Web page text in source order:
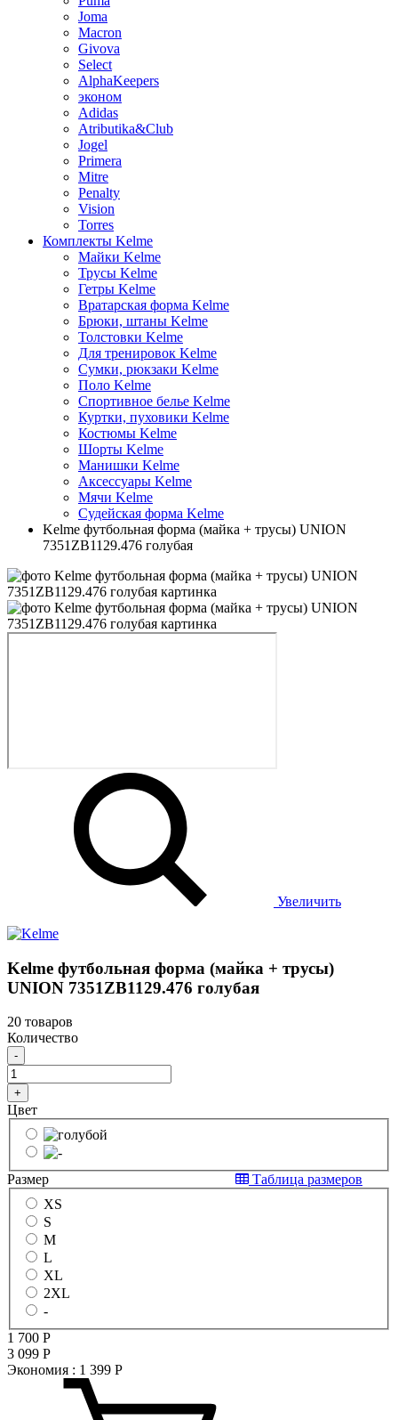
Joma
Macron
Givova
Select
AlphaKeepers
эконом
Adidas
Atributika&Club
Jogel
Primera
Mitre
Penalty
Vision
Torres
Комплекты Kelme
Майки Kelme
Трусы Kelme
Гетры Kelme
Вратарская форма Kelme
Брюки, штаны Kelme
Толстовки Kelme
Для тренировок Kelme
Сумки, рюкзаки Kelme
Поло Kelme
Спортивное белье Kelme
Куртки, пуховики Kelme
Костюмы Kelme
Шорты Kelme
Манишки Kelme
Аксессуары Kelme
Мячи Kelme
Судейская форма Kelme
Kelme футбольная форма (майка + трусы) UNION
7351ZB1129.476 голубая
Увеличить
Kelme футбольная форма (майка + трусы)
UNION 7351ZB1129.476 голубая
20 товаров
Количество
-
+
Цвет
Размер
Таблица размеров
XS
S
M
L
XL
2XL
-
1 700 Р
3 099 Р
Экономия : 1 399 Р